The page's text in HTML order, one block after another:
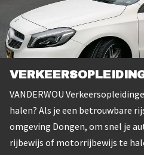
VANDERWOU
halen? Als je een betrouwbare
omgeving Dongen, om snel je
rijbewijs of motorrijbewijs te